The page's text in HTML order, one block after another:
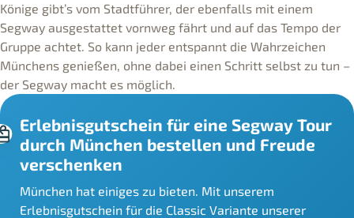
Könige gibt’s vom Stadtführer, der ebenfalls mit einem
Segway ausgestattet vornweg fährt und auf das Tempo der
Gruppe achtet. So kann jeder entspannt die Wahrzeichen
Münchens genießen, ohne dabei einen Schritt selbst zu tun –
der Segway macht es möglich.
Erlebnisgutschein für eine Segway Tour
durch München bestellen und Freude
verschenken
München hat einiges zu bieten. Mit unserem
Erlebnisgutschein für die Classic Variante unserer